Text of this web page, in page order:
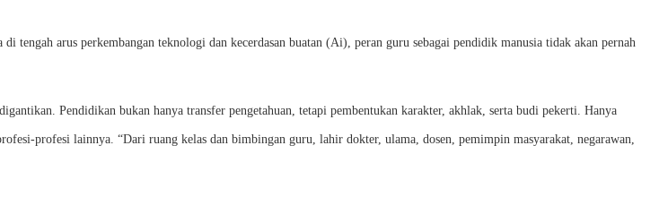
tengah arus perkembangan teknologi dan kecerdasan buatan (Ai), peran guru sebagai pendidik manusia tidak akan pernah
Pendidikan bukan hanya transfer pengetahuan, tetapi pembentukan karakter, akhlak, serta budi pekerti. Hanya
profesi lainnya. “Dari ruang kelas dan bimbingan guru, lahir dokter, ulama, dosen, pemimpin masyarakat, negarawan,